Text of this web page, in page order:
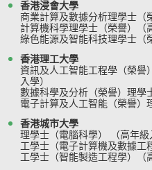
香港浸會大學
商業計算及數據分析理學士（
計算機科學理學士（榮譽）
綠色能源及智能科技理學士（
香港理工大學
資訊及人工智能工程學（榮譽
入學）
數據科學及分析（榮譽）理學
電子計算及人工智能（榮譽）
香港城市大學
理學士（電腦科學） （高年級
工學士（電子計算機及數據工
工學士（智能製造工程學）（